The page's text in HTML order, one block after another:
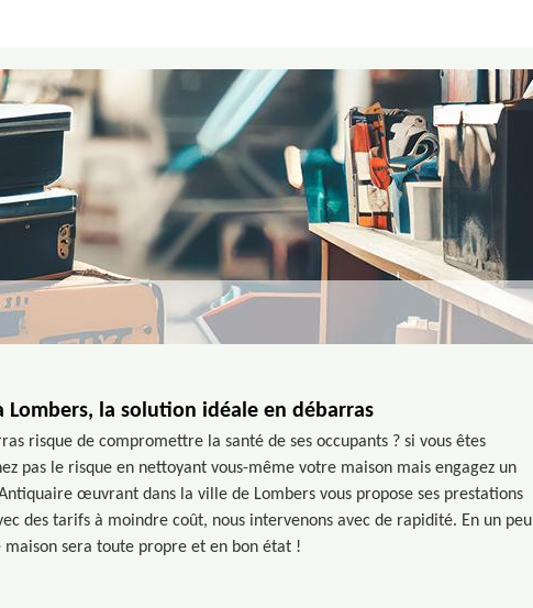
la solution idéale en débarras
risque de compromettre la santé de ses occupants ? si vous êtes
pas le risque en nettoyant vous-même votre maison mais engagez un
œuvrant dans la ville de Lombers vous propose ses prestations
des tarifs à moindre coût, nous intervenons avec de rapidité. En un peu
maison sera toute propre et en bon état !